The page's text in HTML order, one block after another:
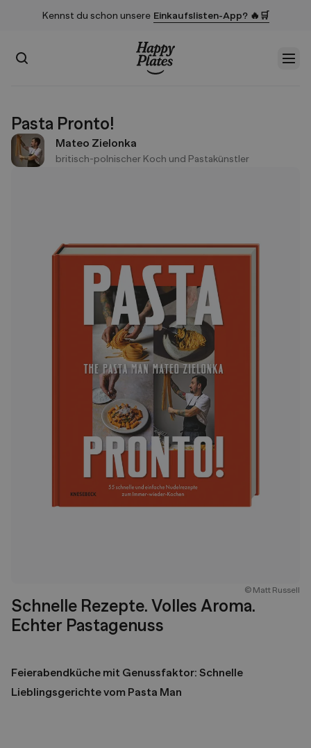
Kennst du schon unsere Einkaufslisten-App? 🔥🛒
Suchen
Pasta Pronto!
Mateo Zielonka
britisch-polnischer Koch und Pastakünstler
© Matt Russell
Schnelle Rezepte. Volles Aroma.
Echter Pastagenuss
Feierabendküche mit Genussfaktor: Schnelle
Lieblingsgerichte vom Pasta Man